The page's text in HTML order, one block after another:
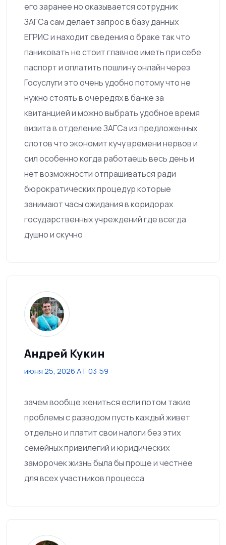
его заранее но оказывается сотрудник
ЗАГСа сам делает запрос в базу данных
ЕГРИС и находит сведения о браке так что
паниковать не стоит главное иметь при себе
паспорт и оплатить пошлину онлайн через
Госуслуги это очень удобно потому что не
нужно стоять в очередях в банке за
квитанцией и можно выбрать удобное время
визита в отделение ЗАГСа из предложенных
слотов что экономит кучу времени нервов и
сил особенно когда работаешь весь день и
нет возможности отпрашиваться ради
бюрократических процедур которые
занимают часы ожидания в коридорах
государственных учреждений где всегда
душно и скучно
Андрей Кукин
июня 25, 2026 AT 03:59
зачем вообще жениться если потом такие
проблемы с разводом пусть каждый живет
отдельно и платит свои налоги без этих
семейных привилегий и юридических
заморочек жизнь была бы проще и честнее
для всех участников процесса